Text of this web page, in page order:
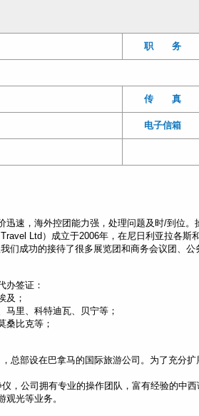
职 务
传 真
电子信箱
速，海外控团能力强，处理问题及时/到位
Ltd）成立于2006年，在尼日利亚拉各
们成功的接待了很多展览团和商务会议团、
办签证：
及；
里、科特迪瓦、贝宁等；
桑比克等；
总部设在巴拿马的国际旅游公司。为了充分
，公司拥有专业的操作团队，富有经验的中
光等业务。